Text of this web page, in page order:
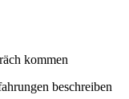
kommen
beschreiben